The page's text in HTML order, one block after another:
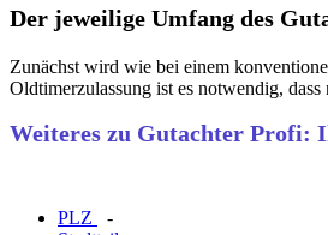
Der jeweilige Umfang des
Zunächst wird wie bei einem
Oldtimerzulassung ist es notwendig,
Weiteres zu Gutachter Profi:
PLZ
-